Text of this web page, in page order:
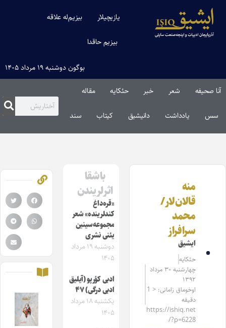
یازیچیلار بیزیم‌له علاقه
بیزیم حاقدا
بوگون دوشنبه ۱۹ مرداد ۱۴۰۵
آنا صحیفه شعر خبر حئکایه مقاله‌
سس یادداشت دانیشیق کیتاب سند
منه
قالان‌لار/
محمد
سرافراز
ایشیق
حئکایه
چهارشنبه ۳۰ مرداد
۱۳۹۲
اوخوماق زامانی: < 1
دقیقه
https://ishiq.net
/?p=6228
باشقا
اثرلریندن
«قره‌داغ
کندلرینده» شعر
مجموعه‌سینین
یئنی نشری
دوشنبه ۱۹ مرداد
۱۴۰۵
ادبی کؤرپو (آیلیق
ادبی درگی) ۴۷
یکشنبه ۱۸ مرداد
۱۴۰۵